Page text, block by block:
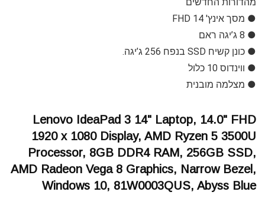
● מסך אינץ' 14 FHD
● 8 ג’יגה ראם
● כונן קשיח SSD בנפח 256 ג’יגה.
● ווינדוס 10 כלול
● מצלמה מובנית
Lenovo IdeaPad 3 14" Laptop, 14.0" FHD
1920 x 1080 Display, AMD Ryzen 5 3500U
Processor, 8GB DDR4 RAM, 256GB SSD,
AMD Radeon Vega 8 Graphics, Narrow Bezel,
Windows 10, 81W0003QUS, Abyss Blue